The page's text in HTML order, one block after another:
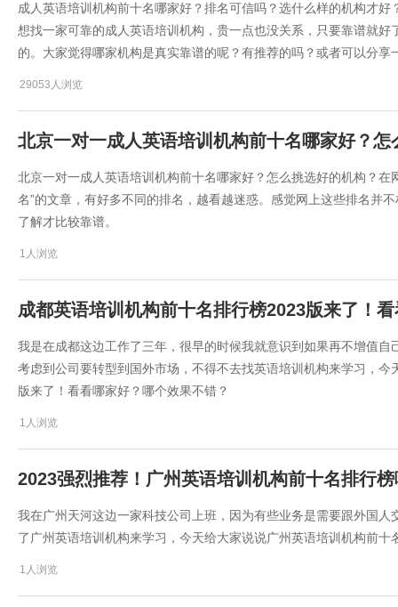
成人英语培训机构前十名哪家好？排名可信吗？选什么样的机构才
想找一家可靠的成人英语培训机构，贵一点也没关系，只要靠谱就
的。大家觉得哪家机构是真实靠谱的呢？有推荐的吗？或者可以分享
29053人浏览
北京一对一成人英语培训机构前十名哪家好？怎
北京一对一成人英语培训机构前十名哪家好？怎么挑选好的机构？
名”的文章，有好多不同的排名，越看越迷惑。感觉网上这些排名并
了解才比较靠谱。
1人浏览
成都英语培训机构前十名排行榜2023版来了！
我是在成都这边工作了三年，很早的时候我就意识到如果再不增值
考虑到公司要转型到国外市场，不得不去找英语培训机构来学习，
版来了！看看哪家好？哪个效果不错？
1人浏览
2023强烈推荐！广州英语培训机构前十名排行
我在广州天河这边一家科技公司上班，因为有些业务是需要跟外国
了广州英语培训机构来学习，今天给大家说说广州英语培训机构前
1人浏览